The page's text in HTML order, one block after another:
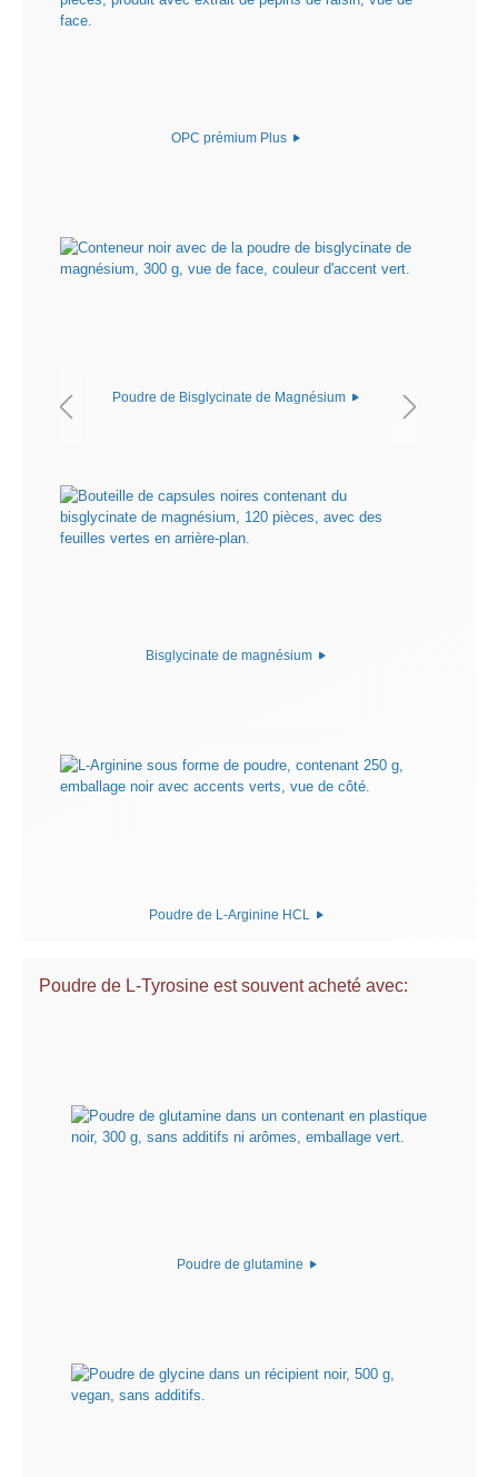
OPC prémium Plus
Poudre de Bisglycinate de Magnésium
Bisglycinate de magnésium
Poudre de L-Arginine HCL
Poudre de L-Tyrosine est souvent acheté avec:
Poudre de glutamine